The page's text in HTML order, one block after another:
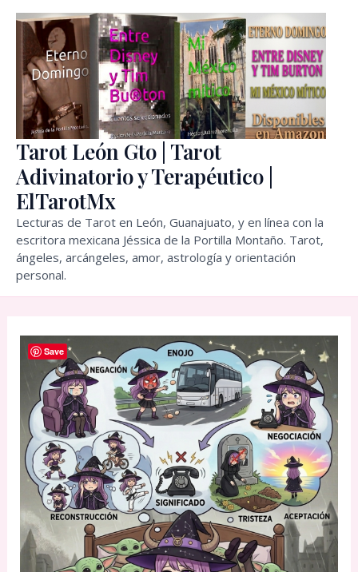
contenido
Tarot León Gto | Tarot
Adivinatorio y Terapéutico |
ElTarotMx
Lecturas de Tarot en León, Guanajuato, y en línea con la
escritora mexicana Jéssica de la Portilla Montaño. Tarot,
ángeles, arcángeles, amor, astrología y orientación
personal.
Save